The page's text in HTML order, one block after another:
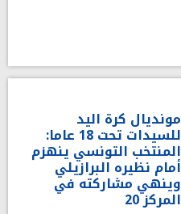
مونديال كرة اليد
للسيدات تحت 18 عاما:
المنتخب التونسي ينهزم
أمام نظيره البرازيلي
وينهي مشاركته في
المركز 20